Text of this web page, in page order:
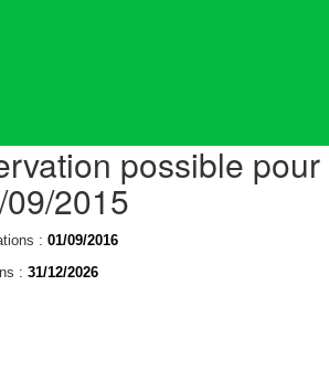
possible pour
2015
: 01/09/2016
: 31/12/2026